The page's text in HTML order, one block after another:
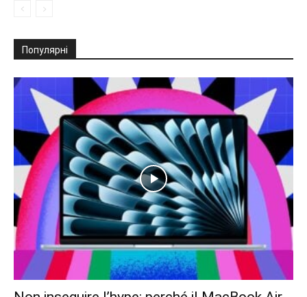
Популярні